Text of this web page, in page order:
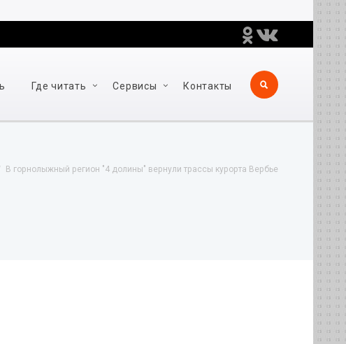
Где читать Сервисы Контакты
В горнолыжный регион "4 долины" вернули трассы курорта Вербье